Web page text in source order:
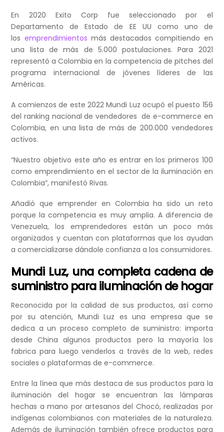
En 2020 Exito Corp fue seleccionado por el
Departamento de Estado de EE UU como uno de
los emprendimientos más destacados compitiendo en
una lista de más de 5.000 postulaciones. Para 2021
representó a Colombia en la competencia de pitches del
programa internacional de jóvenes líderes de las
Américas.
A comienzos de este 2022 Mundi Luz ocupó el puesto 156
del ranking nacional de vendedores de e-commerce en
Colombia, en una lista de más de 200.000 vendedores
activos.
“Nuestro objetivo este año es entrar en los primeros 100
como emprendimiento en el sector de la iluminación en
Colombia”, manifestó Rivas.
Añadió que emprender en Colombia ha sido un reto
porque la competencia es muy amplia. A diferencia de
Venezuela, los emprendedores están un poco más
organizados y cuentan con plataformas que los ayudan
a comercializarse dándole confianza a los consumidores.
Mundi Luz, una completa cadena de
suministro para iluminación de hogar
Reconocida por la calidad de sus productos, así como
por su atención, Mundi Luz es una empresa que se
dedica a un proceso completo de suministro: importa
desde China algunos productos pero la mayoría los
fabrica para luego venderlos a través de la web, redes
sociales o plataformas de e-commerce.
Entre la línea que más destaca de sus productos para la
iluminación del hogar se encuentran las lámparas
hechas a mano por artesanos del Chocó, realizadas por
indígenas colombianos con materiales de la naturaleza.
Además de iluminación también ofrece productos para